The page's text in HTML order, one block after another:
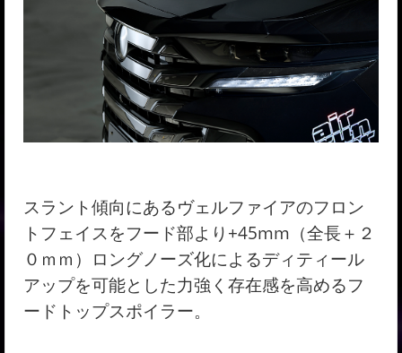
スラント傾向にあるヴェルファイアのフロン
トフェイスをフード部より+45mm（全長＋２
０ｍｍ）ロングノーズ化によるディティール
アップを可能とした力強く存在感を高めるフ
ードトップスポイラー。